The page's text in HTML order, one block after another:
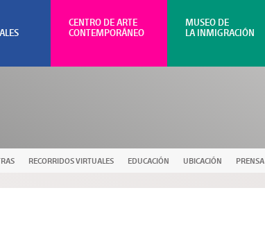
RECORRIDOS VIRTUALES EDUCACIÓN UBICACIÓN PRENSA
MUSEO DE
LA INMIGRACIÓN
CENTRO DE ARTE
CONTEMPORÁNEO